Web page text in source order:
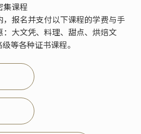
集课程
，报名并支付以下课程的学费与手
大文凭、料理、甜点、烘焙文
等各种证书课程。